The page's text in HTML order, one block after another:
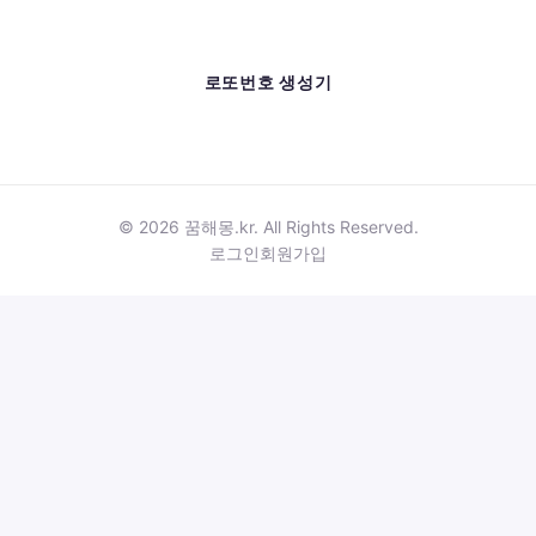
로또번호 생성기
© 2026 꿈해몽.kr. All Rights Reserved.
로그인회원가입